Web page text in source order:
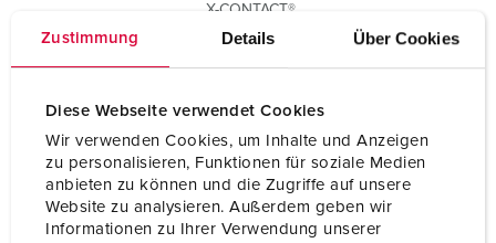
Zustimmung Details Über Cookies
Diese Webseite verwendet Cookies
Wir verwenden Cookies, um Inhalte und Anzeigen
zu personalisieren, Funktionen für soziale Medien
anbieten zu können und die Zugriffe auf unsere
Website zu analysieren. Außerdem geben wir
Informationen zu Ihrer Verwendung unserer
X-CONTACT®
Declaração de
Conformidade
VDE